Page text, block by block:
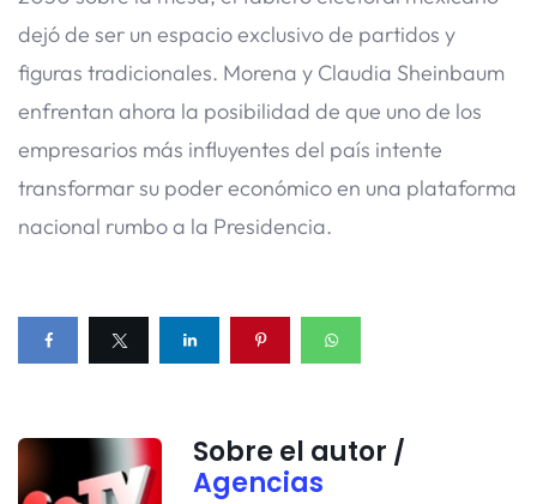
dejó de ser un espacio exclusivo de partidos y
figuras tradicionales. Morena y Claudia Sheinbaum
enfrentan ahora la posibilidad de que uno de los
empresarios más influyentes del país intente
transformar su poder económico en una plataforma
nacional rumbo a la Presidencia.
Sobre el autor /
Agencias